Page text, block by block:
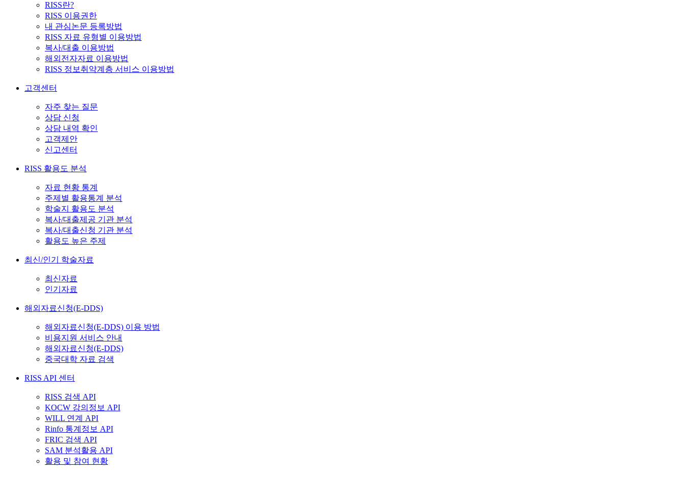
RISS란?
RISS 이용권한
내 관심논문 등록방법
RISS 자료 유형별 이용방법
복사/대출 이용방법
해외전자자료 이용방법
RISS 정보취약계층 서비스 이용방법
고객센터
자주 찾는 질문
상담 신청
상담 내역 확인
고객제안
신고센터
RISS 활용도 분석
자료 현황 통계
주제별 활용통계 분석
학술지 활용도 분석
복사/대출제공 기관 분석
복사/대출신청 기관 분석
활용도 높은 주제
최신/인기 학술자료
최신자료
인기자료
해외자료신청(E-DDS)
해외자료신청(E-DDS) 이용 방법
비용지원 서비스 안내
해외자료신청(E-DDS)
중국대학 자료 검색
RISS API 센터
RISS 검색 API
KOCW 강의정보 API
WILL 연계 API
Rinfo 통계정보 API
FRIC 검색 API
SAM 분석활용 API
활용 및 참여 현황